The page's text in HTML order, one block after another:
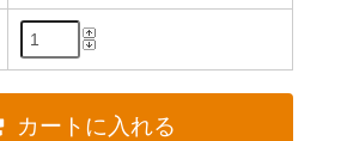
カートに入れる